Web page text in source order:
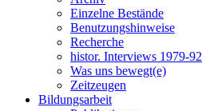
Einzelne Bestände
Benutzungshinweise
Recherche
histor. Interviews 1979-92
Was uns bewegt(e)
Zeitzeugen
Bildungsarbeit